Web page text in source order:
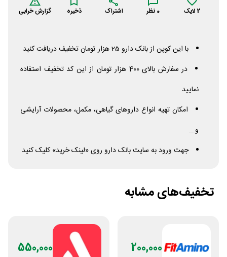
2لایک 0 نظر اشتراک ذخیره گزارش خرابی
با این کوپن از بانک دارو 25 هزار تومان تخفیف دریافت کنید
در سفارش بالای 400 هزار تومان از این کد تخفیف استفاده
نمایید
امکان تهیه انواع داروهای گیاهی، مکمل، محصولات آرایشی
و...
جهت ورود به سایت بانک دارو روی «لینک خرید» کلیک کنید
تخفیف‌های مشابه
200,000
550,000